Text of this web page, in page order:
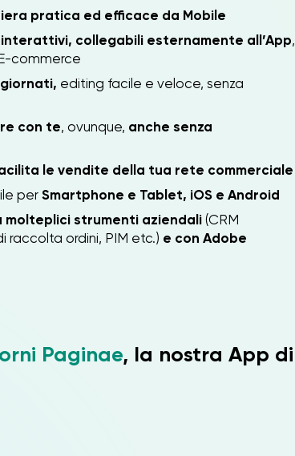
pratica ed efficace da Mobile
collegabili esternamente all’App,
commerce
editing facile e veloce, senza
con te, ovunque, anche senza
le vendite della tua rete commerciale
per Smartphone e Tablet, iOS e Android
strumenti aziendali (CRM
raccolta ordini, PIM etc.) e con Adobe
Paginae, la nostra App di